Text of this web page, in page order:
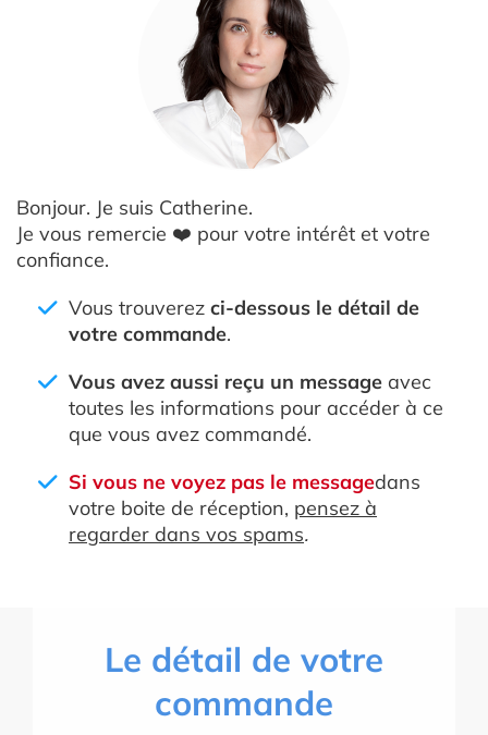
Bonjour. Je suis Catherine.
Je vous remercie ❤️ pour votre intérêt et votre
confiance.
Vous trouverez ci-dessous le détail de
votre commande.
Vous avez aussi reçu un message avec
toutes les informations pour accéder à ce
que vous avez commandé.
Si vous ne voyez pas le messagedans
votre boite de réception, pensez à
regarder dans vos spams.
Le détail de votre
commande